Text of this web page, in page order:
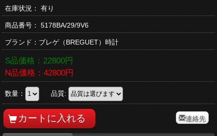
在庫状況： 有り
商品番号： 5178BA/29/9V6
ブランド： ブレゲ（BREGUET）時計
S品価格： 22800円
N品価格： 42800円
数量： 品質:
連絡先